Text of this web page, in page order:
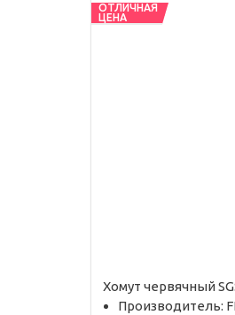
ОТЛИЧНАЯ
ЦЕНА
Хомут червячный
Производитель: